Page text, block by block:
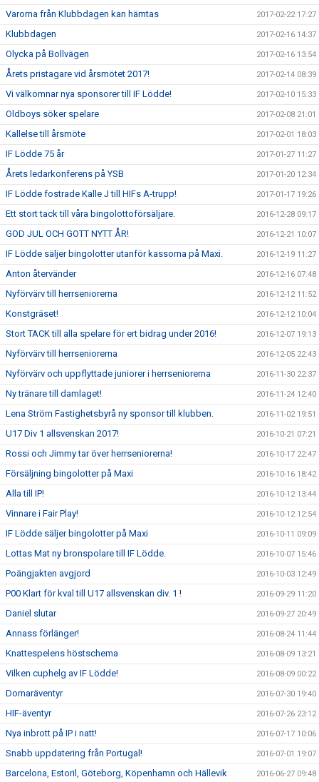
Varorna från Klubbdagen kan hämtas 2017-02-22 17:27
Klubbdagen 2017-02-16 14:37
Olycka på Bollvägen 2017-02-16 13:54
Årets pristagare vid årsmötet 2017! 2017-02-14 08:39
Vi välkomnar nya sponsorer till IF Lödde! 2017-02-10 15:33
Oldboys söker spelare 2017-02-08 21:01
Kallelse till årsmöte 2017-02-01 18:03
IF Lödde 75 år 2017-01-27 11:27
Årets ledarkonferens på YSB 2017-01-20 12:34
IF Lödde fostrade Kalle J till HIFs A-trupp! 2017-01-17 19:26
Ett stort tack till våra bingolottoförsäljare. 2016-12-28 09:17
GOD JUL OCH GOTT NYTT ÅR! 2016-12-21 10:07
IF Lödde säljer bingolotter utanför kassorna på Maxi. 2016-12-19 11:27
Anton återvänder 2016-12-16 07:48
Nyförvärv till herrseniorerna 2016-12-12 11:52
Konstgräset! 2016-12-12 10:04
Stort TACK till alla spelare för ert bidrag under 2016! 2016-12-07 19:13
Nyförvärv till herrseniorerna 2016-12-05 22:43
Nyförvärv och uppflyttade juniorer i herrseniorerna 2016-11-30 22:37
Ny tränare till damlaget! 2016-11-24 12:40
Lena Ström Fastighetsbyrå ny sponsor till klubben. 2016-11-02 19:51
U17 Div 1 allsvenskan 2017! 2016-10-21 07:21
Rossi och Jimmy tar över herrseniorerna! 2016-10-17 22:47
Försäljning bingolotter på Maxi 2016-10-16 18:42
Alla till IP! 2016-10-12 13:44
Vinnare i Fair Play! 2016-10-12 12:54
IF Lödde säljer bingolotter på Maxi 2016-10-11 09:09
Lottas Mat ny bronspolare till IF Lödde. 2016-10-07 15:46
Poängjakten avgjord 2016-10-03 12:49
P00 Klart för kval till U17 allsvenskan div. 1 ! 2016-09-29 11:20
Daniel slutar 2016-09-27 20:49
Annass förlänger! 2016-08-24 11:44
Knattespelens höstschema 2016-08-09 13:21
Vilken cuphelg av IF Lödde! 2016-08-09 00:22
Domaräventyr 2016-07-30 19:40
HIF-äventyr 2016-07-26 23:12
Nya inbrott på IP i natt! 2016-07-17 10:06
Snabb uppdatering från Portugal! 2016-07-01 19:07
Barcelona, Estoril, Göteborg, Köpenhamn och Hällevik 2016-06-27 09:48